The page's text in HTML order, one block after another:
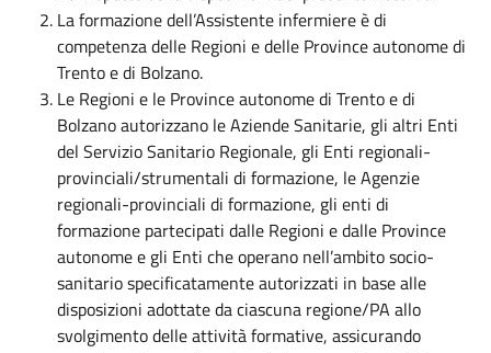
La formazione dell’Assistente infermiere è di
competenza delle Regioni e delle Province autonome di
Trento e di Bolzano.
Le Regioni e le Province autonome di Trento e di
Bolzano autorizzano le Aziende Sanitarie, gli altri Enti
del Servizio Sanitario Regionale, gli Enti regionali-
provinciali/strumentali di formazione, le Agenzie
regionali-provinciali di formazione, gli enti di
formazione partecipati dalle Regioni e dalle Province
autonome e gli Enti che operano nell’ambito socio-
sanitario specificatamente autorizzati in base alle
disposizioni adottate da ciascuna regione/PA allo
svolgimento delle attività formative, assicurando